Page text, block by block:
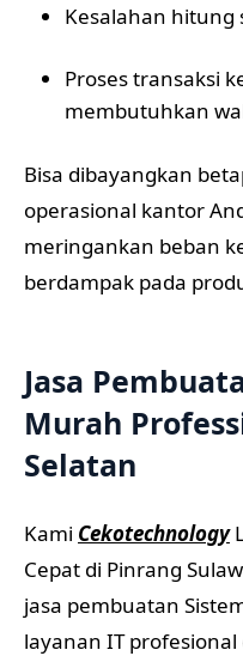
Kesalahan hitung
Proses transaksi
membutuhkan
Bisa dibayangkan
operasional kantor
meringankan beban
berdampak pada
Jasa
Murah
Selatan
Kami Cekotechnology
Cepat di Pinrang
jasa pembuatan
layanan IT